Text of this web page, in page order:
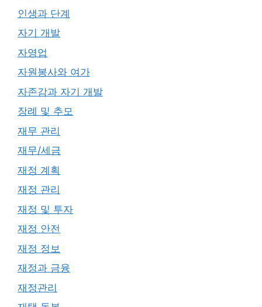
인생과 단계
자기 개발
자영업
자원봉사와 여가
자존감과 자기 개발
장례 및 추모
재무 관리
재무/세금
재정 계획
재정 관리
재정 및 투자
재정 안전
재정 정보
재정과 금융
재정관리